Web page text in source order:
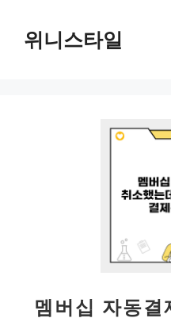
위니스타일
멤버십 자동